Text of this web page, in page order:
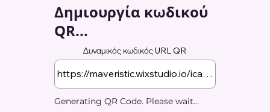
Δημιουργία κωδικού
QR...
Δυναμικός κωδικός URL QR
Generating QR Code. Please wait...